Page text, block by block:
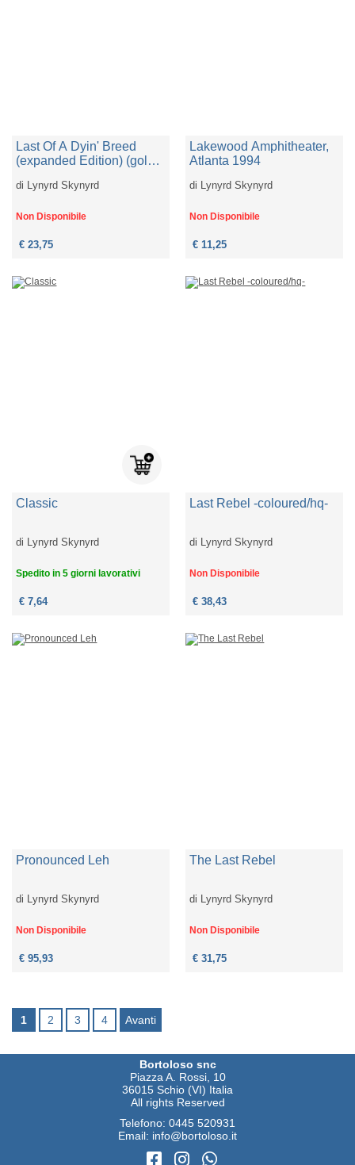
Last Of A Dyin' Breed
(expanded Edition) (gold
di Lynyrd Skynyrd
Non Disponibile
€ 23,75
Lakewood Amphitheater,
Atlanta 1994
di Lynyrd Skynyrd
Non Disponibile
€ 11,25
Classic
di Lynyrd Skynyrd
Spedito in 5 giorni lavorativi
€ 7,64
Last Rebel -coloured/hq-
di Lynyrd Skynyrd
Non Disponibile
€ 38,43
Pronounced Leh
di Lynyrd Skynyrd
Non Disponibile
€ 95,93
The Last Rebel
di Lynyrd Skynyrd
Non Disponibile
€ 31,75
1 2 3 4 Avanti
Bortoloso snc
Piazza A. Rossi, 10
36015 Schio (VI) Italia
All rights Reserved
Telefono: 0445 520931
Email: info@bortoloso.it